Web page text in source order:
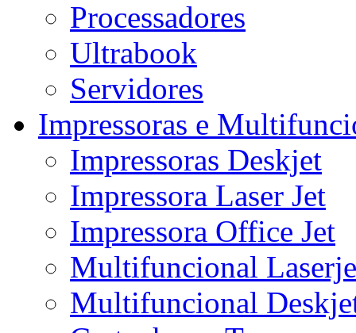
Processadores
Ultrabook
Servidores
Impressoras e
Impressoras Deskjet
Impressora Laser Jet
Impressora Office Jet
Multifuncional
Multifuncional